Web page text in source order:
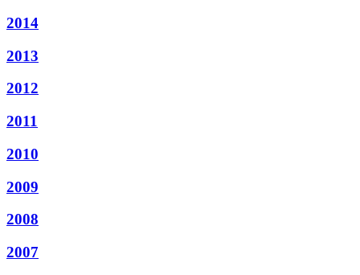
2014
2013
2012
2011
2010
2009
2008
2007